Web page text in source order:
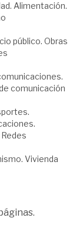
Alimentación.
público. Obras
comunicación
Vivienda